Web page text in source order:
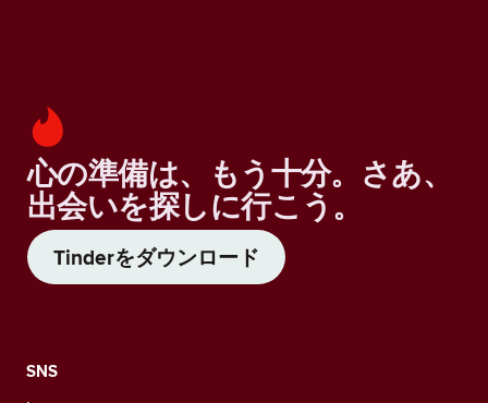
心の準備は、もう十分。さあ、
出会いを探しに行こう。
Tinderをダウンロード
SNS